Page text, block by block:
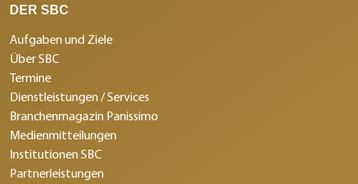
DER SBC
Aufgaben und Ziele
Über SBC
Termine
Dienstleistungen / Services
Branchenmagazin Panissimo
Medienmitteilungen
Institutionen SBC
Partnerleistungen